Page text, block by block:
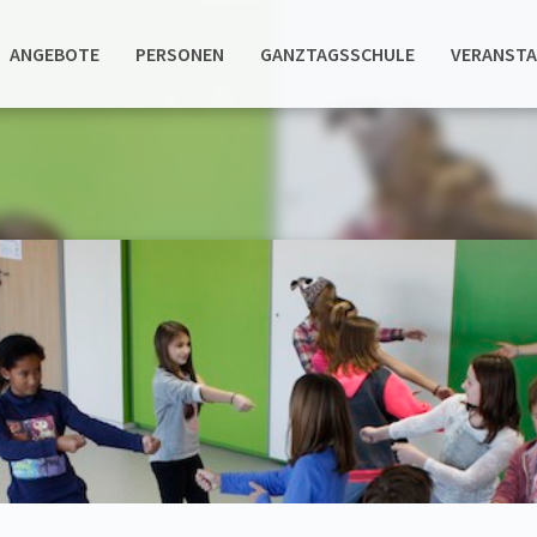
ANGEBOTE PERSONEN GANZTAGSSCHULE